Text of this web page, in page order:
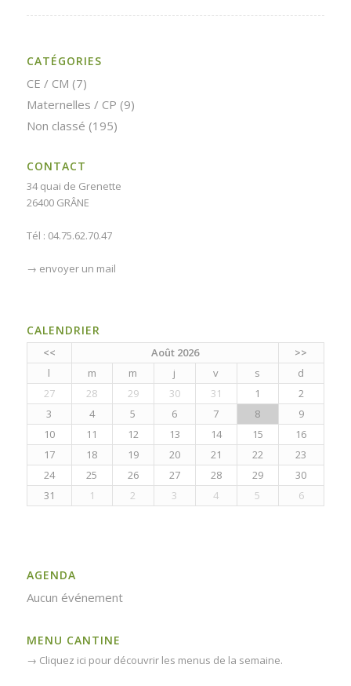
CATÉGORIES
CE / CM (7)
Maternelles / CP (9)
Non classé (195)
CONTACT
34 quai de Grenette
26400 GRÂNE
Tél : 04.75.62.70.47
→ envoyer un mail
CALENDRIER
<< Août 2026
>>
l
m m j v s
d
27
28 29 30 31 1
2
3
4 5 6 7 8
9
10
11 12 13 14 15
16
17
18 19 20 21 22
23
24
25 26 27 28 29
30
31
1 2 3 4 5 6
AGENDA
Aucun événement
MENU CANTINE
→ Cliquez ici pour découvrir les menus de la semaine.